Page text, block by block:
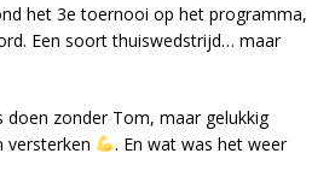
het 3e toernooi op het programma,
Een soort thuiswedstrijd… maar
doen zonder Tom, maar gelukkig
versterken
. En wat was het weer